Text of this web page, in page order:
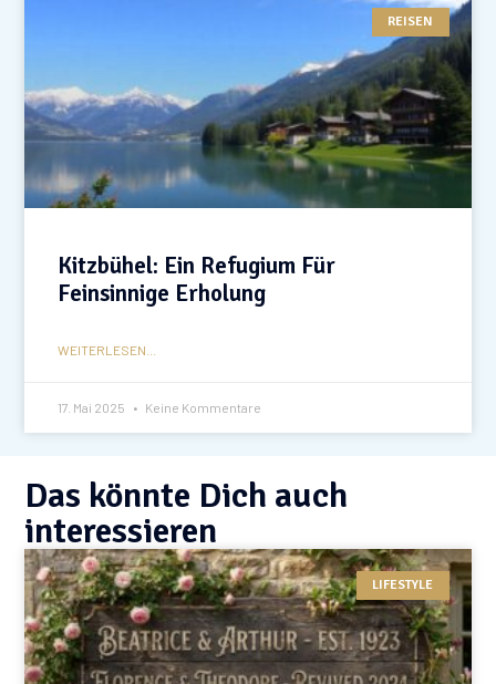
REISEN
Kitzbühel: Ein Refugium Für
Feinsinnige Erholung
WEITERLESEN...
17. Mai 2025 Keine Kommentare
Das könnte Dich auch
interessieren
LIFESTYLE